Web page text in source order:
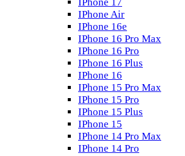
IPhone Air
IPhone 16e
IPhone 16 Pro Max
IPhone 16 Pro
IPhone 16 Plus
IPhone 16
IPhone 15 Pro Max
IPhone 15 Pro
IPhone 15 Plus
IPhone 15
IPhone 14 Pro Max
IPhone 14 Pro